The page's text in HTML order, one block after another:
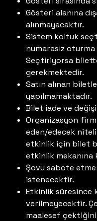
Gösteri alanına
alınmayacaktır.
Sistem koltuk
numarasız
Seçtiriyorsa
gerekmektedir.
Satın alınan
yapılmamaktadır.
Bilet iade ve
Organizasyon
eden/edecek
etkinlik için bilet
etkinlik mekanına
Şovu sabote
istenecektir.
Etkinlik süresince
verilmeyecektir.
maalesef